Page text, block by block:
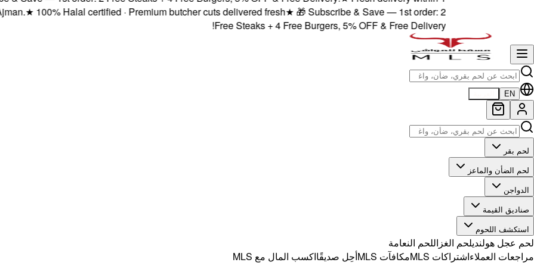
★100% Halal certified · Premium butcher cuts delivered fresh★🎁 Subscribe & Save — 1st order: 2
Free Steaks + 4 Free Burgers, 5% OFF & Free Delivery!
EN
لحم بقر
لحم الضأن والماعز
الدواجن
صناديق القيمة
استكشف اللحوم
لحم عجل هولنديلحم الغزاللحم النعامة
مراجعات العملاءاشتراكات MLS مكافآت MLS أحِل صديقًااكسب المال مع MLS